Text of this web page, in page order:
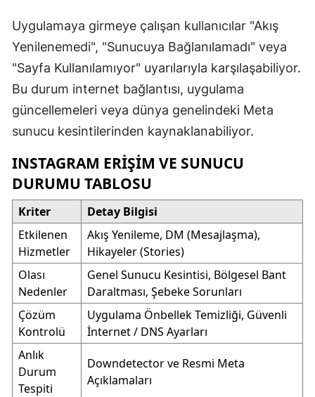
Uygulamaya girmeye çalışan kullanıcılar "Akış
Yenilenemedi", "Sunucuya Bağlanılamadı" veya
"Sayfa Kullanılamıyor" uyarılarıyla karşılaşabiliyor.
Bu durum internet bağlantısı, uygulama
güncellemeleri veya dünya genelindeki Meta
sunucu kesintilerinden kaynaklanabiliyor.
INSTAGRAM ERIŞIM VE SUNUCU
DURUMU TABLOSU
Kriter
Detay Bilgisi
Etkilenen
Hizmetler
Akış Yenileme, DM (Mesajlaşma),
Hikayeler (Stories)
Olası
Nedenler
Genel Sunucu Kesintisi, Bölgesel Bant
Daraltması, Şebeke Sorunları
Çözüm
Kontrolü
Uygulama Önbellek Temizliği, Güvenli
İnternet / DNS Ayarları
Anlık
Durum
Tespiti
Downdetector ve Resmi Meta
Açıklamaları